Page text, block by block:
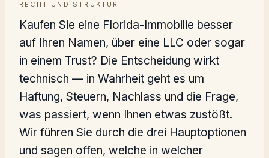
RECHT UND STRUKTUR
Kaufen Sie eine Florida-Immobilie besser
auf Ihren Namen, über eine LLC oder sogar
in einem Trust? Die Entscheidung wirkt
technisch — in Wahrheit geht es um
Haftung, Steuern, Nachlass und die Frage,
was passiert, wenn Ihnen etwas zustößt.
Wir führen Sie durch die drei Hauptoptionen
und sagen offen, welche in welcher